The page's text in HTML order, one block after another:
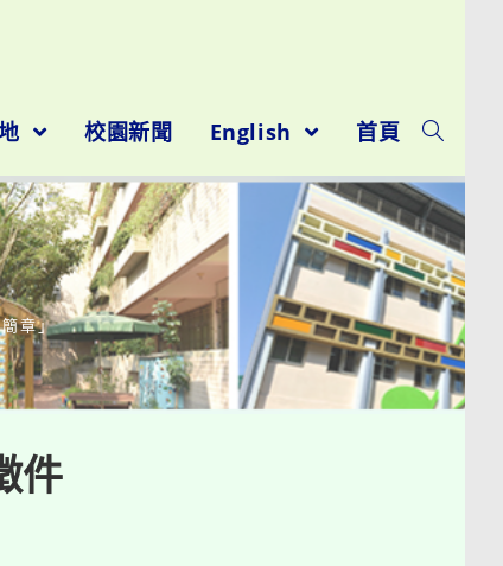
校園新聞 English 首頁
章」
件